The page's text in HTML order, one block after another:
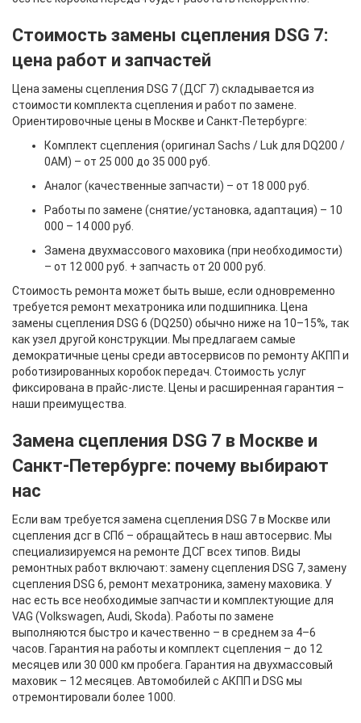
Стоимость замены сцепления DSG 7:
цена работ и запчастей
Цена замены сцепления DSG 7 (ДСГ 7) складывается из
стоимости комплекта сцепления и работ по замене.
Ориентировочные цены в Москве и Санкт-Петербурге:
Комплект сцепления (оригинал Sachs / Luk для DQ200 /
0AM) – от 25 000 до 35 000 руб.
Аналог (качественные запчасти) – от 18 000 руб.
Работы по замене (снятие/установка, адаптация) – 10
000 – 14 000 руб.
Замена двухмассового маховика (при необходимости)
– от 12 000 руб. + запчасть от 20 000 руб.
Стоимость ремонта может быть выше, если одновременно
требуется ремонт мехатроника или подшипника. Цена
замены сцепления DSG 6 (DQ250) обычно ниже на 10–15%, так
как узел другой конструкции. Мы предлагаем самые
демократичные цены среди автосервисов по ремонту АКПП и
роботизированных коробок передач. Стоимость услуг
фиксирована в прайс-листе. Цены и расширенная гарантия –
наши преимущества.
Замена сцепления DSG 7 в Москве и
Санкт-Петербурге: почему выбирают
нас
Если вам требуется замена сцепления DSG 7 в Москве или
сцепления дсг в СПб – обращайтесь в наш автосервис. Мы
специализируемся на ремонте ДСГ всех типов. Виды
ремонтных работ включают: замену сцепления DSG 7, замену
сцепления DSG 6, ремонт мехатроника, замену маховика. У
нас есть все необходимые запчасти и комплектующие для
VAG (Volkswagen, Audi, Skoda). Работы по замене
выполняются быстро и качественно – в среднем за 4–6
часов. Гарантия на работы и комплект сцепления – до 12
месяцев или 30 000 км пробега. Гарантия на двухмассовый
маховик – 12 месяцев. Автомобилей с АКПП и DSG мы
отремонтировали более 1000.